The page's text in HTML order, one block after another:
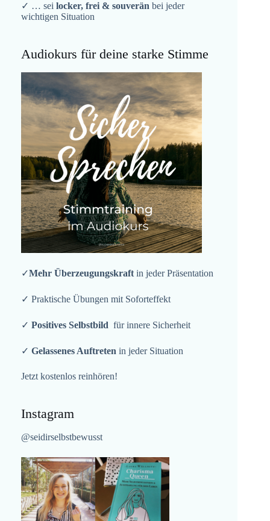
✓ … sei locker, frei & souverän bei jeder
wichtigen Situation
Audiokurs für deine starke Stimme
✓Mehr Überzeugungskraft in jeder Präsentation
✓ Praktische Übungen mit Soforteffekt
✓ Positives Selbstbild für innere Sicherheit
✓ Gelassenes Auftreten in jeder Situation
Jetzt kostenlos reinhören!
Instagram
@seidirselbstbewusst